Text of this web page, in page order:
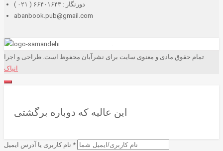
دورنگار : ۶۶۴۰۱۶۴۳ ( ۰۲۱ )
abanbook.pub@gmail.com
تمام حقوق مادی و معنوی سایت برای نشرآبان محفوظ است. طراحی و اجرا
انیاک
این عالیه که دوباره برگشتی
*